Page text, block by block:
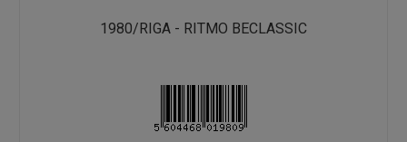
1980/RIGA - RITMO BECLASSIC